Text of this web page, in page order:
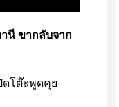
นี ขากลับจาก
ดโต๊ะพูดคุย